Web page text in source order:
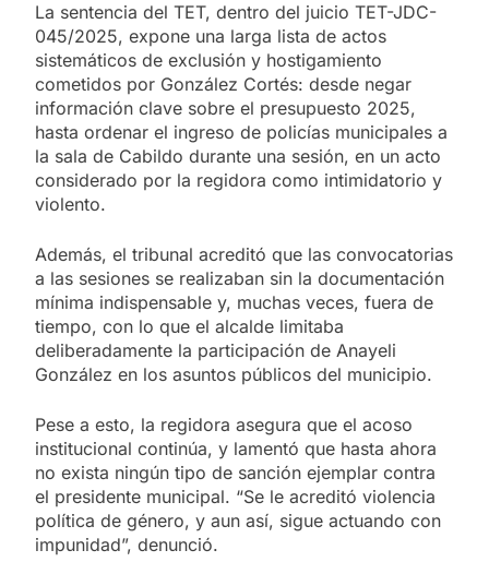
La sentencia del TET, dentro del juicio TET-JDC-
045/2025, expone una larga lista de actos
sistemáticos de exclusión y hostigamiento
cometidos por González Cortés: desde negar
información clave sobre el presupuesto 2025,
hasta ordenar el ingreso de policías municipales a
la sala de Cabildo durante una sesión, en un acto
considerado por la regidora como intimidatorio y
violento.
Además, el tribunal acreditó que las convocatorias
a las sesiones se realizaban sin la documentación
mínima indispensable y, muchas veces, fuera de
tiempo, con lo que el alcalde limitaba
deliberadamente la participación de Anayeli
González en los asuntos públicos del municipio.
Pese a esto, la regidora asegura que el acoso
institucional continúa, y lamentó que hasta ahora
no exista ningún tipo de sanción ejemplar contra
el presidente municipal. “Se le acreditó violencia
política de género, y aun así, sigue actuando con
impunidad”, denunció.